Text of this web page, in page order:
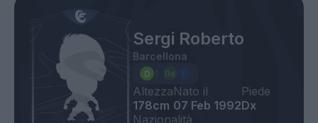
Sergi Roberto
Barcellona
Altezza
178cm
Nato il
07 Feb 1992
Piede
Dx
Nazionalità